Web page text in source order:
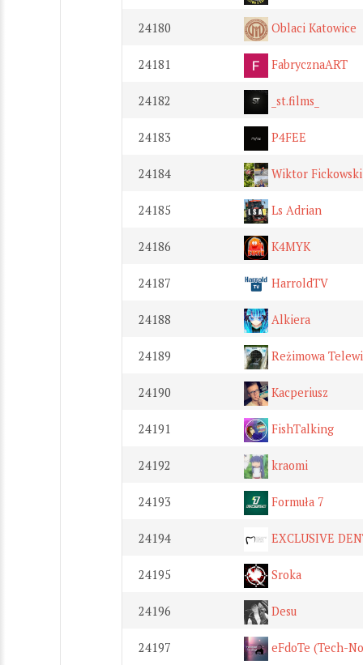
24180 Oblaci Katowice
24181 FabrycznaART
24182 _st.films_
24183 P4FEE
24184 Wiktor Fickowski
24185 Ls Adrian
24186 K4MYK
24187 HarroldTV
24188 Alkiera
24189 Reżimowa
24190 Kacperiusz
24191 FishTalking
24192 kraomi
24193 Formuła 7
24194 EXCLUSIVE
24195 Sroka
24196 Desu
24197 eFdoTe (Tech-